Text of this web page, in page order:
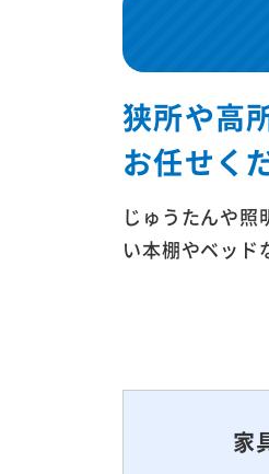
狭所や高
お任せく
じゅうたんや
い本棚やベッド
家